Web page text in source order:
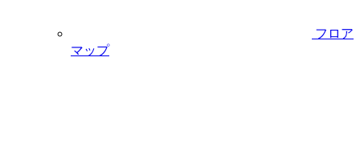
フロア
マップ